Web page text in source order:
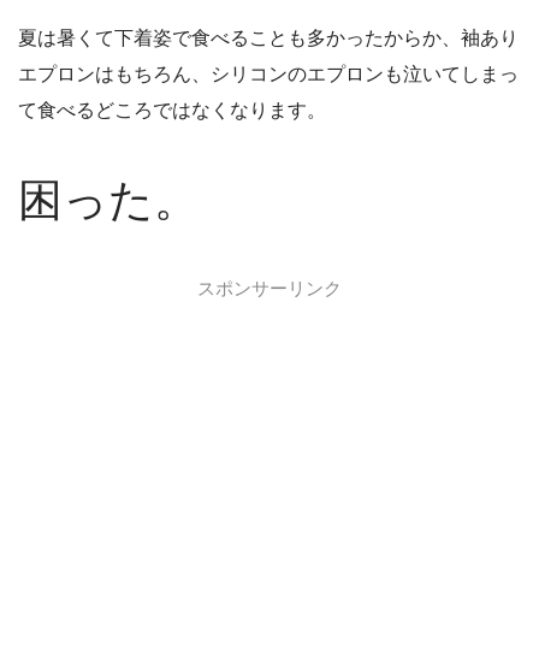
夏は暑くて下着姿で食べることも多かったからか、袖あり
エプロンはもちろん、シリコンのエプロンも泣いてしまっ
て食べるどころではなくなります。
困った。
スポンサーリンク